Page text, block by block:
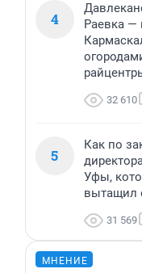
4
Раевка
32 610
5
Как по
Уфы,
вытащил
31 569
МНЕНИЕ